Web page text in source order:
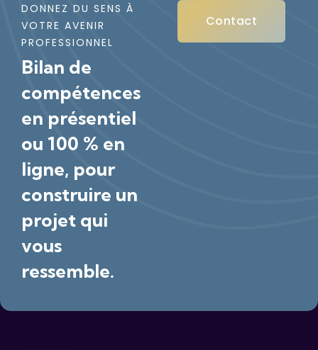
DONNEZ DU SENS À
VOTRE AVENIR
PROFESSIONNEL
Bilan de
compétences
en présentiel
ou 100 % en
ligne, pour
construire un
projet qui
vous
ressemble.
Contact